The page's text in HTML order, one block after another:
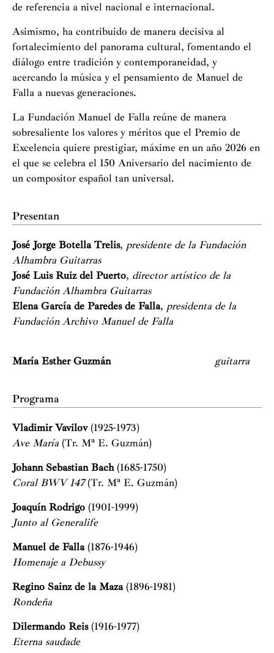
de referencia a nivel nacional e internacional.
Asimismo, ha contribuido de manera decisiva al
fortalecimiento del panorama cultural, fomentando el
diálogo entre tradición y contemporaneidad, y
acercando la música y el pensamiento de Manuel de
Falla a nuevas generaciones.
La Fundación Manuel de Falla reúne de manera
sobresaliente los valores y méritos que el Premio de
Excelencia quiere prestigiar, máxime en un año 2026 en
el que se celebra el 150 Aniversario del nacimiento de
un compositor español tan universal.
Presentan
José Jorge Botella Trelis, presidente de la Fundación
Alhambra Guitarras
José Luis Ruiz del Puerto, director artístico de la
Fundación Alhambra Guitarras
Elena García de Paredes de Falla, presidenta de la
Fundación Archivo Manuel de Falla
María Esther Guzmán guitarra
Programa
Vladimir Vavilov (1925-1973)
Ave María (Tr. Mª E. Guzmán)
Johann Sebastian Bach (1685-1750)
Coral BWV 147(Tr. Mª E. Guzmán)
Joaquín Rodrigo (1901-1999)
Junto al Generalife
Manuel de Falla (1876-1946)
Homenaje a Debussy
Regino Sainz de la Maza (1896-1981)
Rondeña
Dilermando Reis (1916-1977)
Eterna saudade